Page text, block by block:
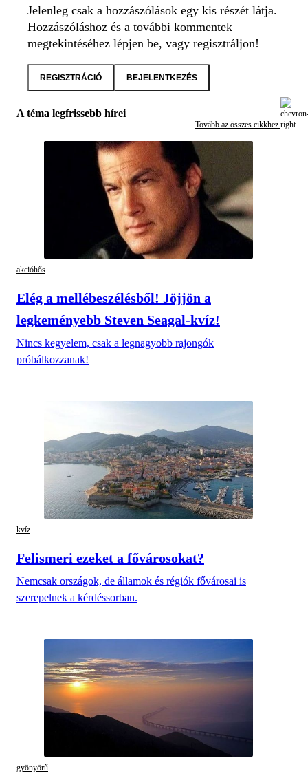
Jelenleg csak a hozzászólások egy kis részét látja.
Hozzászóláshoz és a további kommentek
megtekintéséhez lépjen be, vagy regisztráljon!
REGISZTRÁCIÓ BEJELENTKEZÉS
A téma legfrissebb hírei
Tovább az összes cikkhez
akcióhős
Elég a mellébeszélésből! Jöjjön a
legkeményebb Steven Seagal-kvíz!
Nincs kegyelem, csak a legnagyobb rajongók
próbálkozzanak!
kvíz
Felismeri ezeket a fővárosokat?
Nemcsak országok, de államok és régiók fővárosai is
szerepelnek a kérdéssorban.
gyönyörű